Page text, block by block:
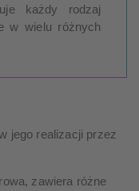
każdy rodzaj
w wielu różnych
jego realizacji przez
zawiera różne